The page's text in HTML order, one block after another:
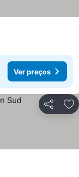
Ver preços
Partilhar